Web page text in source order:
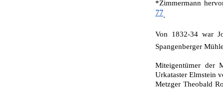
*Zimmer­mann
77.
Von 1832-34 war
Spangenberger
Miteigentümer der
Urkataster Elmstein
Metzger Theobald